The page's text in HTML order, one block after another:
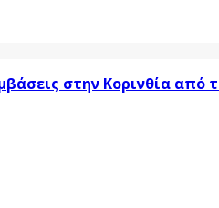
στην Κορινθία από